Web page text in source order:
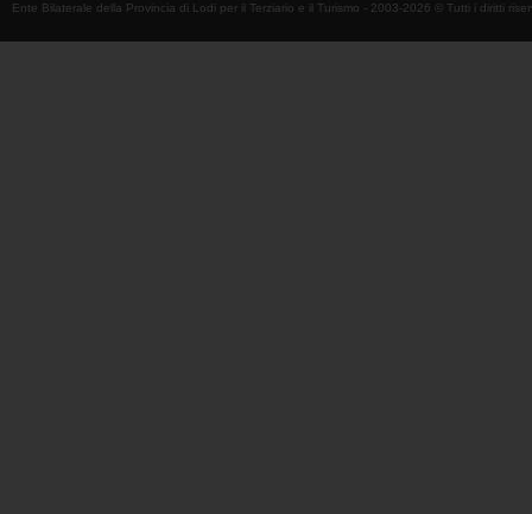
Ente Bilaterale della Provincia di Lodi per il Terziario e il Turismo - 2003-2026 © Tutti i diritti